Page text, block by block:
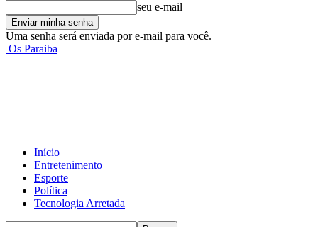
seu e-mail
Uma senha será enviada por e-mail para você.
Os Paraiba
Início
Entretenimento
Esporte
Política
Tecnologia Arretada